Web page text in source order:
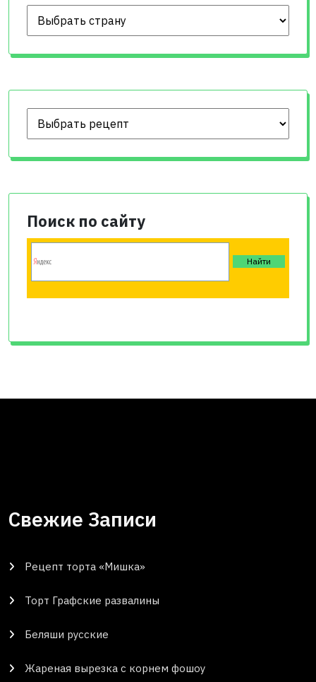
Поиск по сайту
Свежие Записи
Рецепт торта «Мишка»
Торт Графские развалины
Беляши русские
Жареная вырезка с корнем фошоу